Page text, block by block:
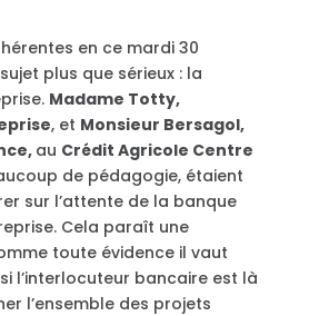
en ce mardi 30
plus que sérieux : la
Madame Totty,
, et Monsieur Bersagol,
au Crédit Agricole Centre
de pédagogie, étaient
sur l’attente de la banque
Cela paraît une
toute évidence il vaut
si l’interlocuteur bancaire est là
l’ensemble des projets